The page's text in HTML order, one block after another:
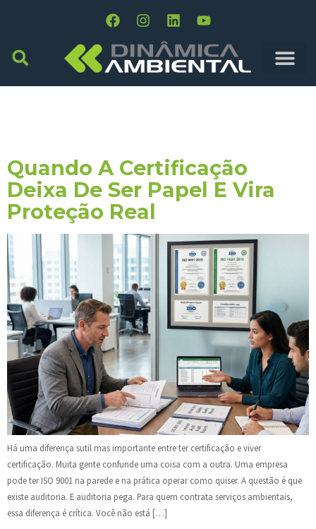
Quando A Certificação
Deixa De Ser Papel E Vira
Proteção Real
Há uma diferença sutil mas importante entre ter certificação e viver
certificação. Muita gente confunde uma coisa com a outra. Uma empresa
pode ter ISO 9001 na parede e na prática operar como quiser. A questão é que
existe auditoria. E auditoria pega. Para quem contrata serviços ambientais,
essa diferença é crítica. Você não está […]